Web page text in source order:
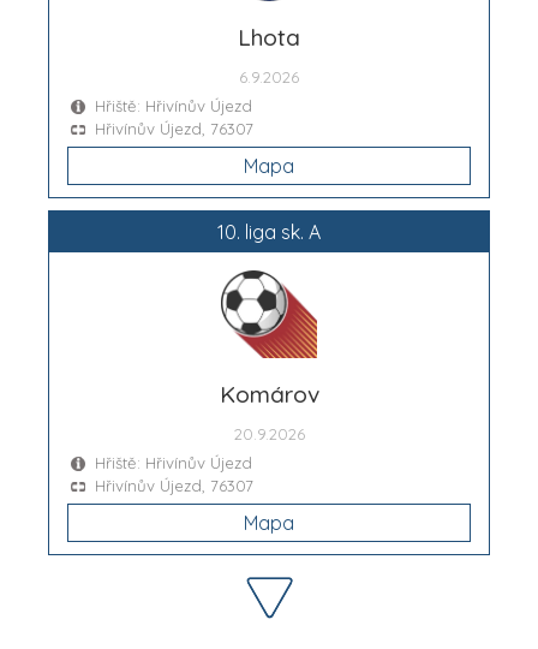
Lhota
6.9.2026
Hřiště: Hřivínův Újezd
Hřivínův Újezd, 76307
Mapa
10. liga sk. A
Komárov
20.9.2026
Hřiště: Hřivínův Újezd
Hřivínův Újezd, 76307
Mapa